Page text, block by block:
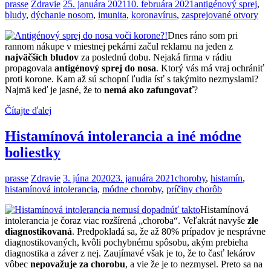
prasse Zdravie 25. januára 202110. februára 2021antigénový sprej,
bludy, dýchanie nosom, imunita, koronavírus, zasprejované otvory
Dnes ráno som pri
rannom nákupe v miestnej pekárni začul reklamu na jeden z
najväčších bludov za poslednú dobu. Nejaká firma v rádiu
propagovala antigénový sprej do nosa. Ktorý vás má vraj ochrániť
proti korone. Kam až sú schopní ľudia ísť s takýmito nezmyslami?
Najmä keď je jasné, že to nemá ako zafungovať?
Čítajte ďalej
Histamínová intolerancia a iné módne
boliestky
prasse Zdravie 3. júna 202023. januára 2021choroby, histamín,
histamínová intolerancia, módne choroby, príčiny chorôb
Histamínová
intolerancia je čoraz viac rozšírená „choroba“. Veľakrát navyše zle
diagnostikovaná. Predpokladá sa, že až 80% prípadov je nesprávne
diagnostikovaných, kvôli pochybnému spôsobu, akým prebieha
diagnostika a záver z nej. Zaujímavé však je to, že to časť lekárov
vôbec nepovažuje za chorobu, a vie že je to nezmysel. Preto sa na